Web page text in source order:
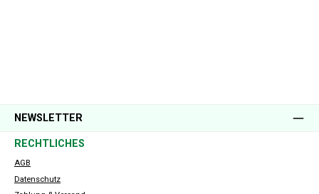
NEWSLETTER
RECHTLICHES
AGB
Datenschutz